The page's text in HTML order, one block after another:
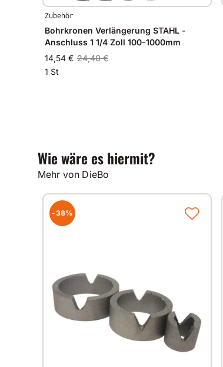
Zubehör
Bohrkronen Verlängerung STAHL -
Anschluss 1 1/4 Zoll 100-1000mm
14,54 € 24,40 €
1 St
Wie wäre es hiermit?
Mehr von DieBo
-38%